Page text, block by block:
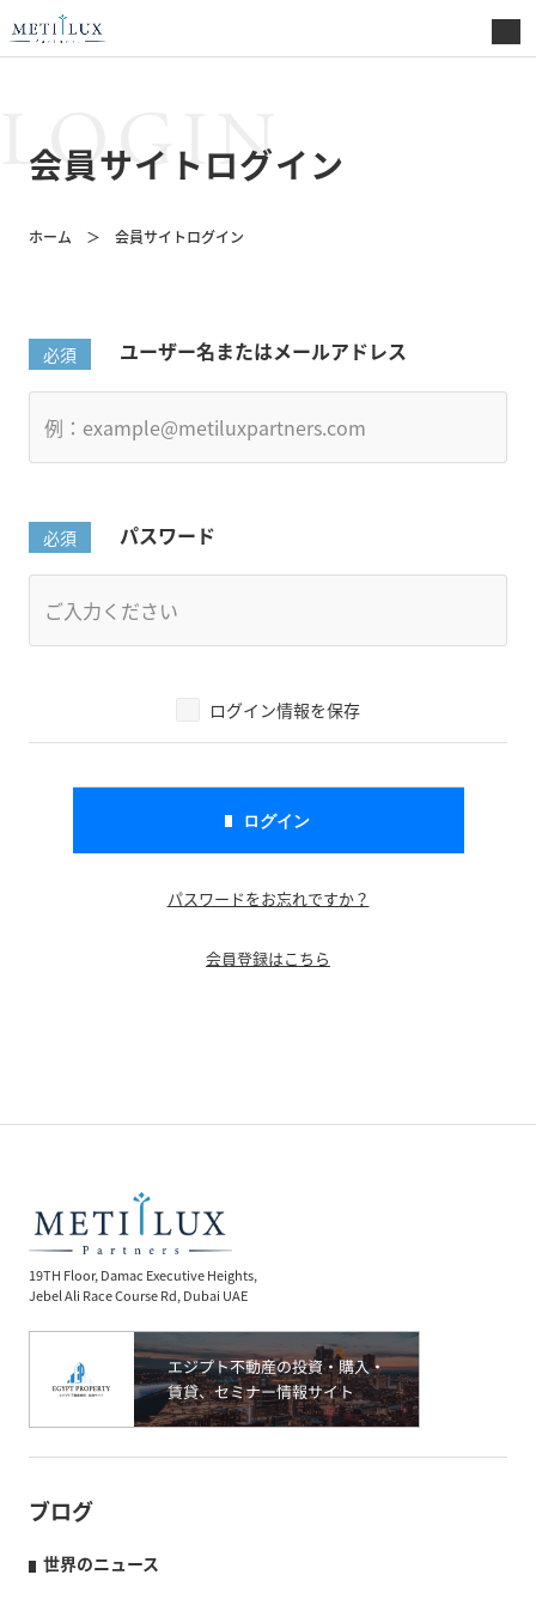
LOGIN
会員サイトログイン
ホーム 会員サイトログイン
ユーザー名またはメールアドレス
パスワード
ログイン情報を保存
パスワードをお忘れですか？
会員登録はこちら
19TH Floor, Damac Executive Heights,
Jebel Ali Race Course Rd, Dubai UAE
ブログ
世界のニュース